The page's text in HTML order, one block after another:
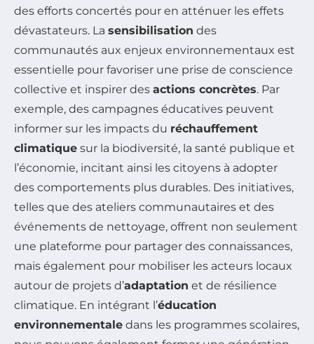
des efforts concertés pour en atténuer les effets
dévastateurs. La sensibilisation des
communautés aux enjeux environnementaux est
essentielle pour favoriser une prise de conscience
collective et inspirer des actions concrètes. Par
exemple, des campagnes éducatives peuvent
informer sur les impacts du réchauffement
climatique sur la biodiversité, la santé publique et
l’économie, incitant ainsi les citoyens à adopter
des comportements plus durables. Des initiatives,
telles que des ateliers communautaires et des
événements de nettoyage, offrent non seulement
une plateforme pour partager des connaissances,
mais également pour mobiliser les acteurs locaux
autour de projets d’adaptation et de résilience
climatique. En intégrant l’éducation
environnementale dans les programmes scolaires,